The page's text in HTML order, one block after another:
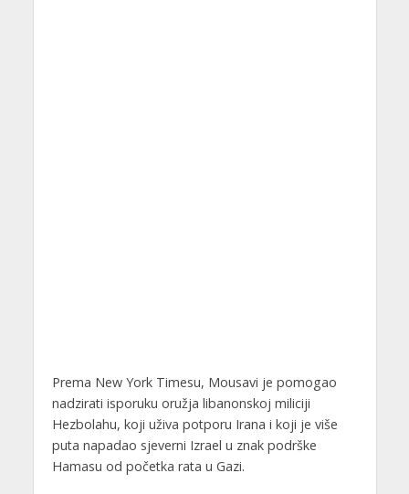
Prema New York Timesu, Mousavi je pomogao
nadzirati isporuku oružja libanonskoj miliciji
Hezbolahu, koji uživa potporu Irana i koji je više
puta napadao sjeverni Izrael u znak podrške
Hamasu od početka rata u Gazi.